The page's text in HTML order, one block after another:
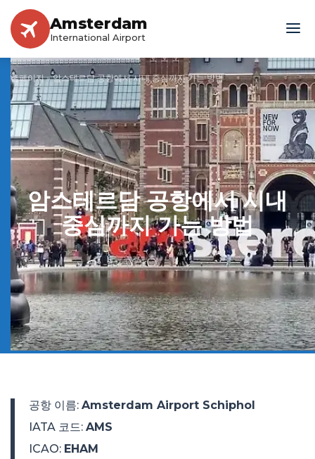
Amsterdam
International Airport
홈페이지»암스테르담 공항에서 시내 중심까지 가는 방법
암스테르담 공항에서 시내
중심까지 가는 방법
공항 이름: Amsterdam Airport Schiphol
IATA 코드: AMS
ICAO: EHAM